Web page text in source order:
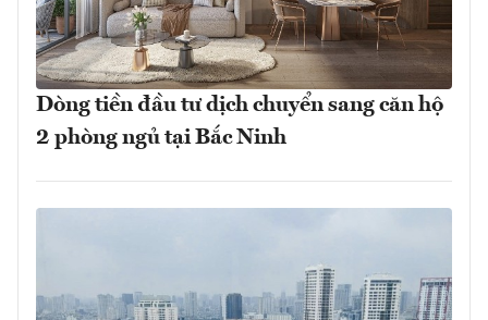
Dòng tiền đầu tư dịch chuyển sang căn hộ
2 phòng ngủ tại Bắc Ninh